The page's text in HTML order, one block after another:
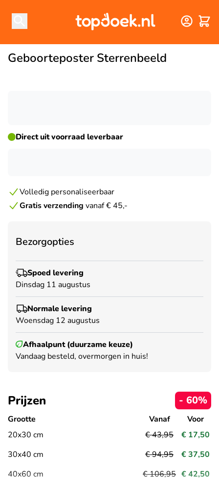
Geboorteposter Sterrenbeeld
Direct uit voorraad leverbaar
Volledig personaliseerbaar
Gratis verzending vanaf € 45,-
Bezorgopties
Spoed levering
Dinsdag 11 augustus
Normale levering
Woensdag 12 augustus
Afhaalpunt (duurzame keuze)
Vandaag besteld, overmorgen in huis!
Prijzen - 60%
Grootte
20x30 cm
30x40 cm
40x60 cm
Vanaf
€ 43,95
€ 94,95
€ 106,95
Voor
€ 17,50
€ 37,50
€ 42,50